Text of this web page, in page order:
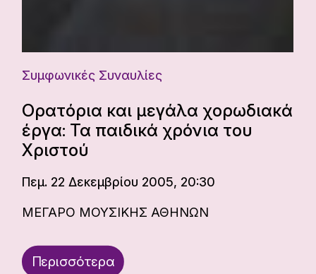
Συμφωνικές Συναυλίες
Ορατόρια και μεγάλα χορωδιακά
έργα: Τα παιδικά χρόνια του
Χριστού
Πεμ. 22 Δεκεμβρίου 2005, 20:30
ΜΕΓΑΡΟ ΜΟΥΣΙΚΗΣ ΑΘΗΝΩΝ
Περισσότερα